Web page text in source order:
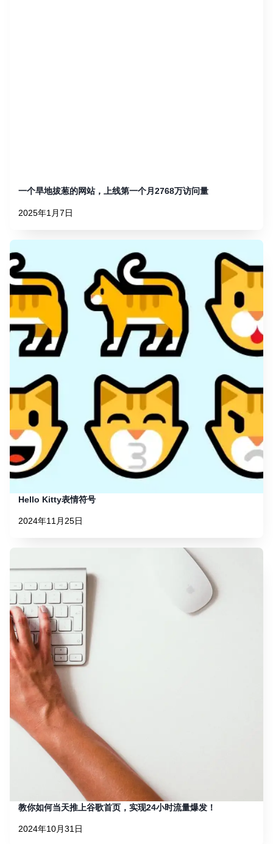
一个旱地拔葱的网站，上线第一个月2768万访问量
2025年1月7日
Hello Kitty表情符号
2024年11月25日
教你如何当天推上谷歌首页，实现24小时流量爆发！
2024年10月31日